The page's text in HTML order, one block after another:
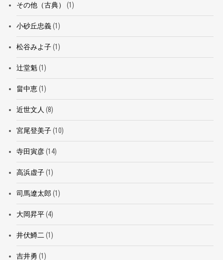
その他（古典） (1)
小砂丘忠義(1)
松谷みよ子(1)
辻堂魁(1)
畠中恵(1)
近世文人 (8)
宮尾登美子(10)
寺田寅彦(14)
高浜虚子(1)
司馬遼太郎 (1)
大岡昇平(4)
井伏鱒二 (1)
吉井勇 (1)